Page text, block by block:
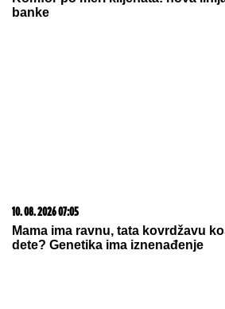
banke
10. 08. 2026 07:05
Mama ima ravnu, tata kovrdžavu
dete? Genetika ima iznenađenje